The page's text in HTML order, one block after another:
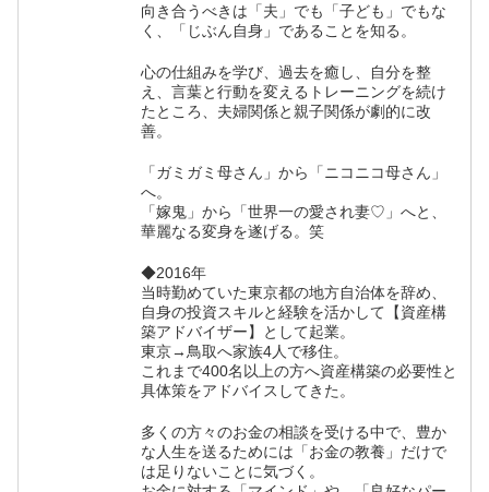
向き合うべきは「夫」でも「子ども」でもな
く、「じぶん自身」であることを知る。
心の仕組みを学び、過去を癒し、自分を整
え、言葉と行動を変えるトレーニングを続け
たところ、夫婦関係と親子関係が劇的に改
善。
「ガミガミ母さん」から「ニコニコ母さん」
へ。
「嫁鬼」から「世界一の愛され妻♡」へと、
華麗なる変身を遂げる。笑
◆2016年
当時勤めていた東京都の地方自治体を辞め、
自身の投資スキルと経験を活かして【資産構
築アドバイザー】として起業。
東京→鳥取へ家族4人で移住。
これまで400名以上の方へ資産構築の必要性と
具体策をアドバイスしてきた。
多くの方々のお金の相談を受ける中で、豊か
な人生を送るためには「お金の教養」だけで
は足りないことに気づく。